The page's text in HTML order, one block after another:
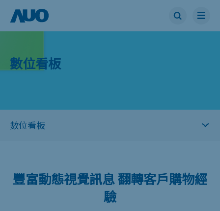
數位看板
豐富動態視覺訊息 翻轉客戶購物經
驗